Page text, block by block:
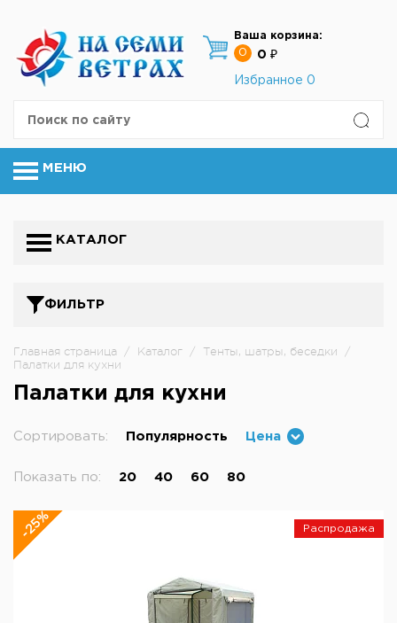
Ваша корзина:
0
0 ₽
Избранное 0
МЕНЮ
КАТАЛОГ
ФИЛЬТР
Главная страница / Каталог / Тенты, шатры, беседки
/
Палатки для кухни
Палатки для кухни
Сортировать: Популярность Цена
Показать по: 20 40 60 80
Распродажа
-25%